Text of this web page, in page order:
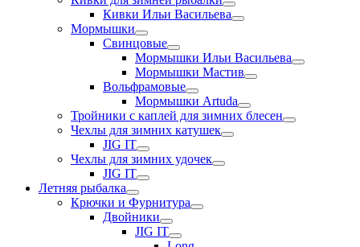
Кивки Ильи Васильева
Мормышки
Свинцовые
Мормышки Ильи Васильева
Мормышки Мастив
Вольфрамовые
Мормышки Artuda
Тройники с каплей для зимних блесен
Чехлы для зимних катушек
JIG IT
Чехлы для зимних удочек
JIG IT
Летняя рыбалка
Крючки и Фурнитура
Двойники
JIG IT